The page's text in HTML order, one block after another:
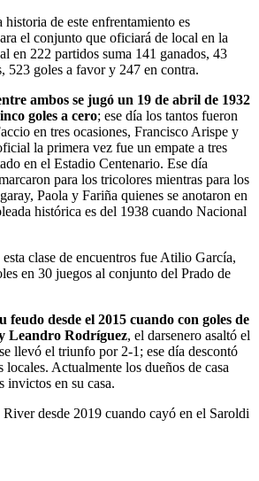
de este enfrentamiento es
el conjunto que oficiará de local en la
en 222 partidos suma 141 ganados, 43
523 goles a favor y 247 en contra.
ambos se jugó un 19 de abril de 1932
goles a cero; ese día los tantos fueron
en tres ocasiones, Francisco Arispe y
la primera vez fue un empate a tres
en el Estadio Centenario. Ese día
para los tricolores mientras para los
Paola y Fariña quienes se anotaron en
histórica es del 1938 cuando Nacional
clase de encuentros fue Atilio García,
en 30 juegos al conjunto del Prado de
feudo desde el 2015 cuando con goles de
Leandro Rodríguez, el darsenero asaltó el
llevó el triunfo por 2-1; ese día descontó
Actualmente los dueños de casa
invictos en su casa.
desde 2019 cuando cayó en el Saroldi